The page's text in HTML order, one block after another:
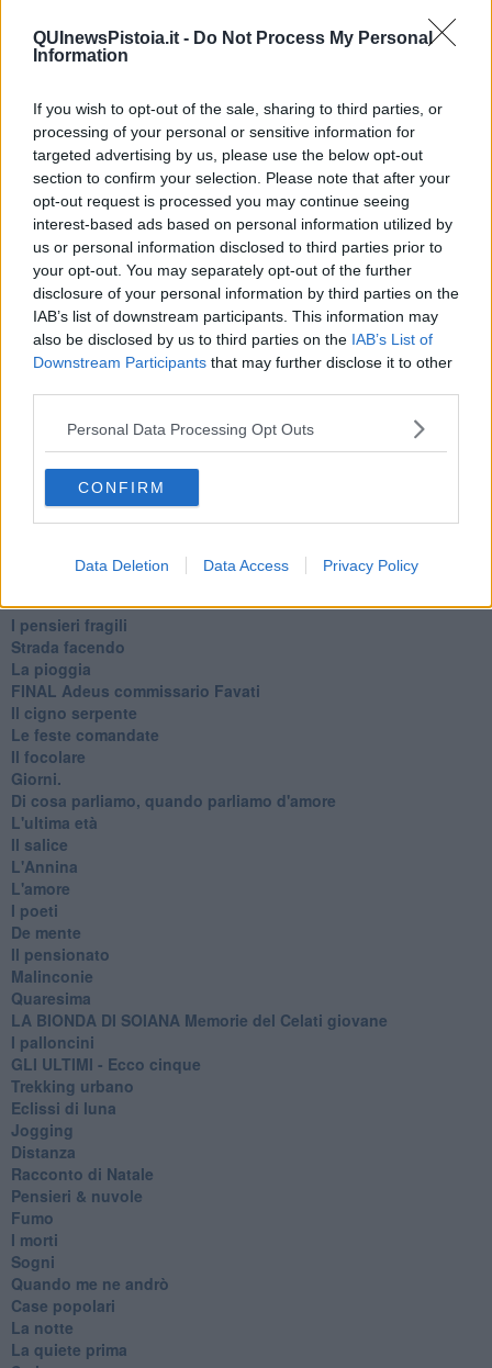
QUInewsPistoia.it - Do Not Process My Personal
Information
If you wish to opt-out of the sale, sharing to third parties, or
processing of your personal or sensitive information for
targeted advertising by us, please use the below opt-out
section to confirm your selection. Please note that after your
opt-out request is processed you may continue seeing
interest-based ads based on personal information utilized by
us or personal information disclosed to third parties prior to
your opt-out. You may separately opt-out of the further
disclosure of your personal information by third parties on the
IAB’s list of downstream participants. This information may
also be disclosed by us to third parties on the IAB’s List of
Downstream Participants that may further disclose it to other
Personal Data Processing Opt Outs
CONFIRM
Data Deletion Data Access Privacy Policy
Dal balcone
Insomnia
Erodoto e Tucidide
Il padre della storia
Pensieri brevi
L'evoluzione della specie
Il servizio
Riflessioni
L'Oscuro
Generazioni
Cristobal
Il paese dei balocchi
Ciò che resta
La balena
Il mago, la pera e il Bar la Posta
Primavera
Elogio dell'ombra
Mono logo
​Scilla & Cariddi, un sogno di mezza estate
Anna
I pensieri fragili
Strada facendo
La pioggia
FINAL Adeus commissario Favati
Il cigno serpente
Le feste comandate
Il focolare
Giorni.
Di cosa parliamo, quando parliamo d'amore
L'ultima età
Il salice
L'Annina
L'amore
I poeti
De mente
Il pensionato
Malinconie
Quaresima
LA BIONDA DI SOIANA Memorie del Celati giovane
I palloncini
GLI ULTIMI - Ecco cinque
Trekking urbano
Eclissi di luna
Jogging
Distanza
Racconto di Natale
Pensieri & nuvole
Fumo
I morti
Sogni
Quando me ne andrò
Case popolari
La notte
La quiete prima